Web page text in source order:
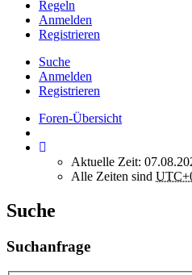
Regeln
Anmelden
Registrieren
Suche
Anmelden
Registrieren
Foren-Übersicht
Aktuelle Zeit:
Alle Zeiten sind
Suche
Suchanfrage